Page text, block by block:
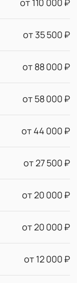
от 110 000 ₽
от 35 500 ₽
от 88 000 ₽
от 58 000 ₽
от 44 000 ₽
от 27 500 ₽
от 20 000 ₽
от 20 000 ₽
от 12 000 ₽